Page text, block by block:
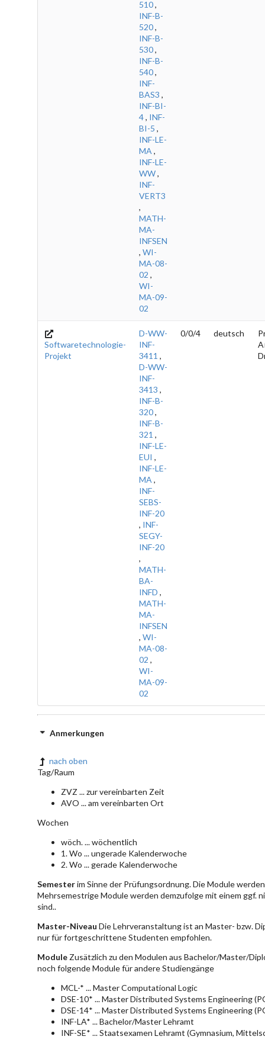
510,
INF-B-
520,
INF-B-
530,
INF-B-
540,
INF-
BAS3 ,
INF-BI-
4, INF-
BI-5 ,
INF-LE-
MA ,
INF-LE-
WW,
INF-
VERT3
,
MATH-
MA-
INFSEN
, WI-
MA-08-
02 ,
WI-
MA-09-
02
Softwaretechnologie-
Projekt
D-WW-
INF-
3411 ,
D-WW-
INF-
3413 ,
INF-B-
320,
INF-B-
321 ,
INF-LE-
EUI ,
INF-LE-
MA ,
INF-
SEBS-
INF-20
, INF-
SEGY-
INF-20
,
MATH-
BA-
INFD ,
MATH-
MA-
INFSEN
, WI-
MA-08-
02 ,
WI-
MA-09-
02
0/0/4 deutsch
Anmerkungen
nach oben
Tag/Raum
ZVZ ... zur vereinbarten Zeit
AVO ... am vereinbarten Ort
Wochen
wöch. ... wöchentlich
1. Wo ... ungerade Kalenderwoche
2. Wo ... gerade Kalenderwoche
Semesterim Sinne der Prüfungsordnung. Die Module
Mehrsemestrige Module werden demzufolge mit einem ggf.
sind..
Master-Niveau Die Lehrveranstaltung ist an Master- bzw.
nur für fortgeschrittene Studenten empfohlen.
Module Zusätzlich zu den Modulen aus Bachelor/Master/
noch folgende Module für andere Studiengänge
MCL-* ... Master Computational Logic
DSE-10* ... Master Distributed Systems Engineering
DSE-14* ... Master Distributed Systems Engineering
INF-LA* ... Bachelor/Master Lehramt
INF-SE* ... Staatsexamen Lehramt (Gymnasium,